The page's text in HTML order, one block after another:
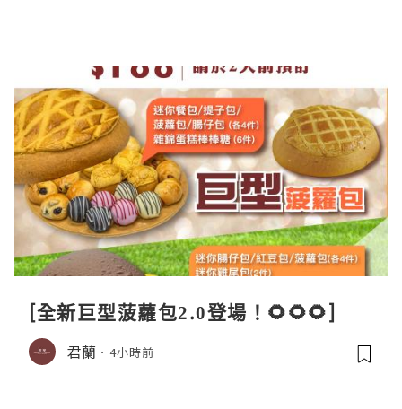
[全新巨型菠蘿包2.0登場！🌻🌻🌻]
君蘭 4小時前